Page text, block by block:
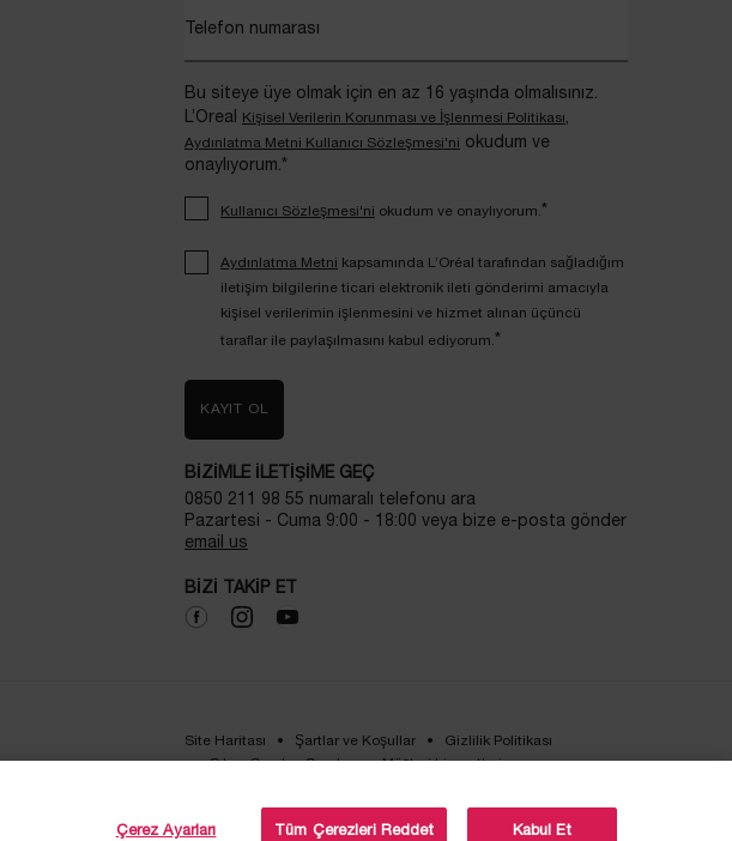
Telefon numarası
Bu siteye üye olmak için en az 16 yaşında olmalısınız.
L’Oreal
Kişisel Verilerin Korunması ve İşlenmesi Politikası,
Aydınlatma Metni Kullanıcı Sözleşmesi'ni okudum ve
onaylıyorum.*
Kullanıcı Sözleşmesi'ni okudum ve onaylıyorum.*
Aydınlatma Metni kapsamında L’Oréal tarafından sağladığım
iletişim bilgilerine ticari elektronik ileti gönderimi amacıyla
kişisel verilerimin işlenmesini ve hizmet alınan üçüncü
taraflar ile paylaşılmasını kabul ediyorum.*
KAYIT OL
BIZIMLE ILETIŞIME GEÇ
0850 211 98 55 numaralı telefonu ara
Pazartesi - Cuma 9:00 - 18:00 veya bize e-posta gönder
email us
BIZI TAKIP ET
Site Haritası Şartlar ve Koşullar
Gizlilik Politikası
Sıkça Sorulan Sorular
Müşteri hizmetleri
Çerez Ayarları Tüm Çerezleri Reddet Kabul Et